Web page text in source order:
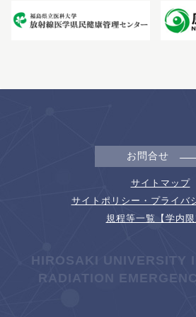
お問合せ
サイトマップ
サイトポリシー・プライバ
規程等一覧【学内限
HIROSAKI UNIVERSITY
RADIATION